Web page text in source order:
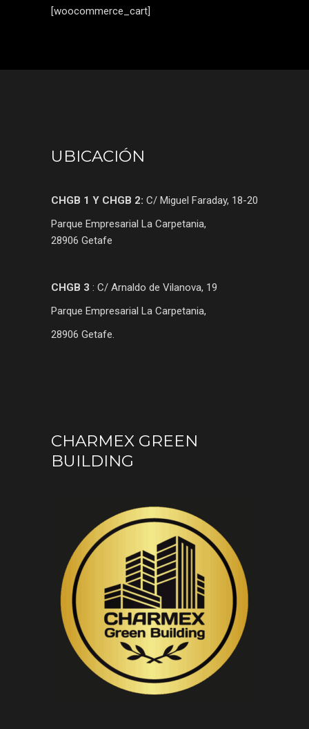
[woocommerce_cart]
UBICACIÓN
CHGB 1 Y CHGB 2: C/ Miguel Faraday, 18-20
Parque Empresarial La Carpetania,
28906 Getafe
CHGB 3 : C/ Arnaldo de Vilanova, 19
Parque Empresarial La Carpetania,
28906 Getafe.
CHARMEX GREEN
BUILDING